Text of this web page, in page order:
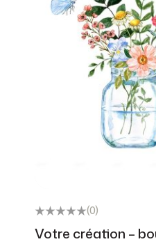
(0)
Votre création –